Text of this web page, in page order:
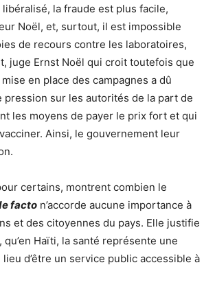
libéralisé, la fraude est plus facile,
Noël, et, surtout, il est impossible
de recours contre les laboratoires,
juge Ernst Noël qui croit toutefois que
en place des campagnes a dû
pression sur les autorités de la part de
les moyens de payer le prix fort et qui
Ainsi, le gouvernement leur
certains, montrent combien le
facto n’accorde aucune importance à
et des citoyennes du pays. Elle justifie
qu’en Haïti, la santé représente une
lieu d’être un service public accessible à